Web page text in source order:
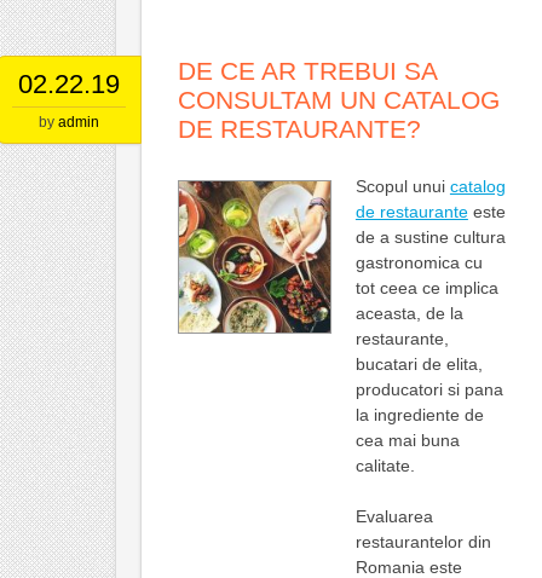
02.22.19
by admin
DE CE AR TREBUI SA
CONSULTAM UN CATALOG
DE RESTAURANTE?
Scopul unui catalog
de restauranteeste
de a sustine cultura
gastronomica cu
tot ceea ce implica
aceasta, de la
restaurante,
bucatari de elita,
producatori si pana
la ingrediente de
cea mai buna
calitate.
Evaluarea
restaurantelor din
Romania este